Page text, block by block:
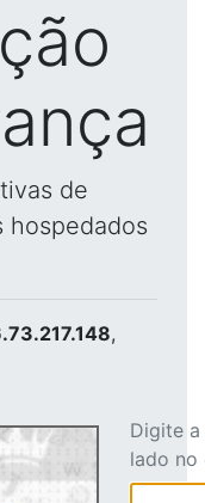
de
hospedados
,
Digite
lado no